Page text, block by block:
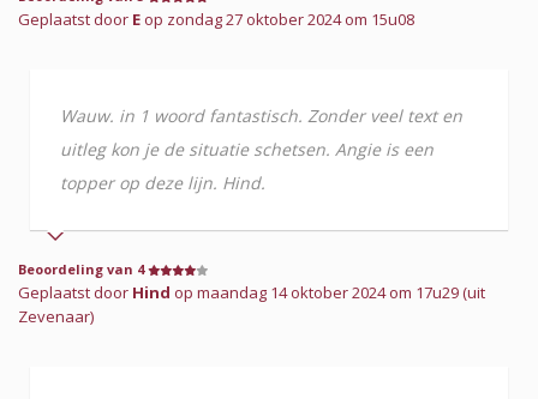
Geplaatst door Eop zondag 27 oktober 2024 om 15u08
Wauw. in 1 woord fantastisch. Zonder veel text en
uitleg kon je de situatie schetsen. Angie is een
topper op deze lijn. Hind.
Beoordeling van 4
Geplaatst door Hind op maandag 14 oktober 2024 om 17u29 (uit
Zevenaar)